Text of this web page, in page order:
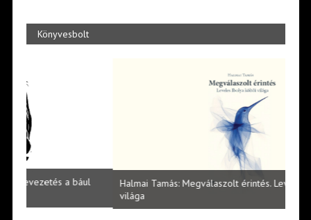
Könyvesbolt
Halmai Tamás: Megválaszolt érintés. Leveles Ibolya költői